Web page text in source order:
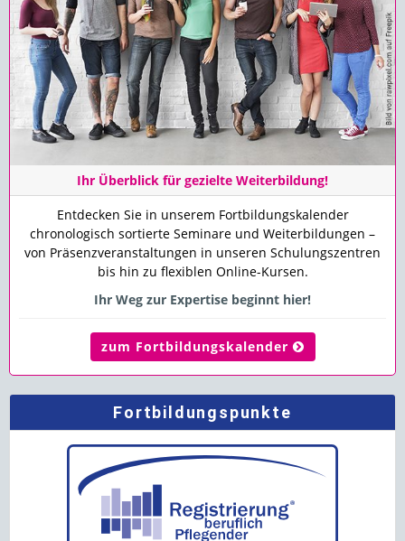
Ihr Überblick für gezielte Weiterbildung!
Entdecken Sie in unserem Fortbildungskalender
chronologisch sortierte Seminare und Weiterbildungen –
von Präsenzveranstaltungen in unseren Schulungszentren
bis hin zu flexiblen Online-Kursen.
Ihr Weg zur Expertise beginnt hier!
zum Fortbildungskalender
Fortbildungspunkte